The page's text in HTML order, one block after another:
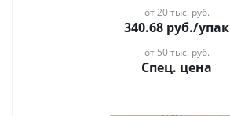
от 20 тыс. руб.
340.68 руб./упак
от 50 тыс. руб.
Спец. цена